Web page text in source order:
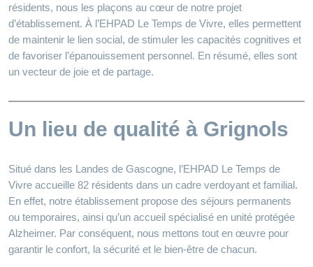
résidents, nous les plaçons au cœur de notre projet
d’établissement. À l’EHPAD Le Temps de Vivre, elles permettent
de maintenir le lien social, de stimuler les capacités cognitives et
de favoriser l’épanouissement personnel. En résumé, elles sont
un vecteur de joie et de partage.
Un lieu de qualité à Grignols
Situé dans les Landes de Gascogne, l’EHPAD Le Temps de
Vivre accueille 82 résidents dans un cadre verdoyant et familial.
En effet, notre établissement propose des séjours permanents
ou temporaires, ainsi qu’un accueil spécialisé en unité protégée
Alzheimer. Par conséquent, nous mettons tout en œuvre pour
garantir le confort, la sécurité et le bien-être de chacun.